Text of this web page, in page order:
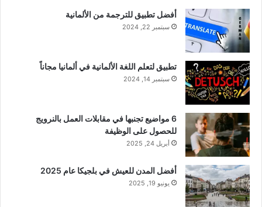
أفضل تطبيق للترجمة من الألمانية
سبتمبر 22, 2024
تطبيق لتعلم اللغة الألمانية في ألمانيا مجاناً
سبتمبر 14, 2024
6 مواضيع تجنبها في مقابلات العمل بالنرويج
للحصول على الوظيفة
أبريل 24, 2025
أفضل المدن للعيش في بلجيكا عام 2025
يونيو 19, 2025